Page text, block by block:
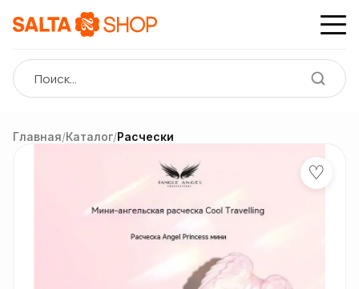
Главная/Каталог/Расчески
♡